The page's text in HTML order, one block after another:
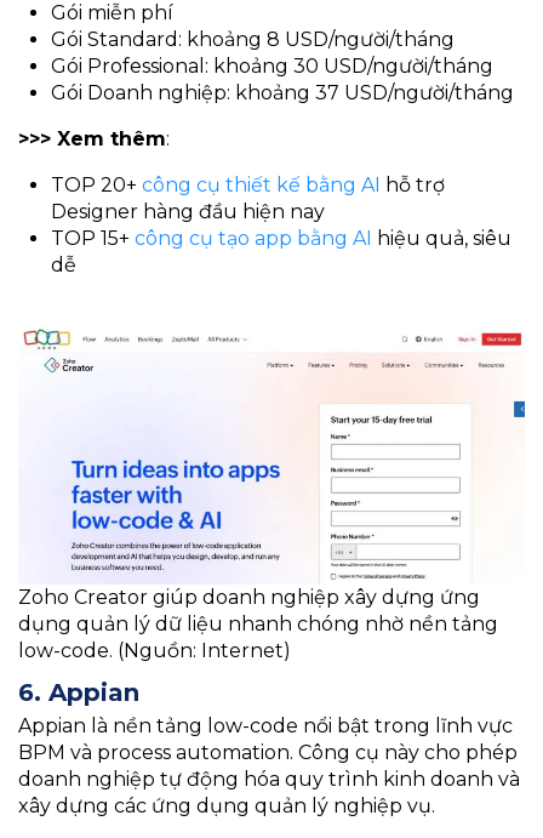
Gói miễn phí
Gói Standard: khoảng 8 USD/người/tháng
Gói Professional: khoảng 30 USD/người/tháng
Gói Doanh nghiệp: khoảng 37 USD/người/tháng
>>> Xem thêm:
TOP 20+công cụ thiết kế bằng AI hỗ trợ
Designer hàng đầu hiện nay
TOP 15+công cụ tạo app bằng AI hiệu quả, siêu
dễ
Zoho Creator giúp doanh nghiệp xây dựng ứng
dụng quản lý dữ liệu nhanh chóng nhờ nền tảng
low-code. (Nguồn: Internet)
6. Appian
Appian là nền tảng low-code nổi bật trong lĩnh vực
BPM và process automation. Công cụ này cho phép
doanh nghiệp tự động hóa quy trình kinh doanh và
xây dựng các ứng dụng quản lý nghiệp vụ.